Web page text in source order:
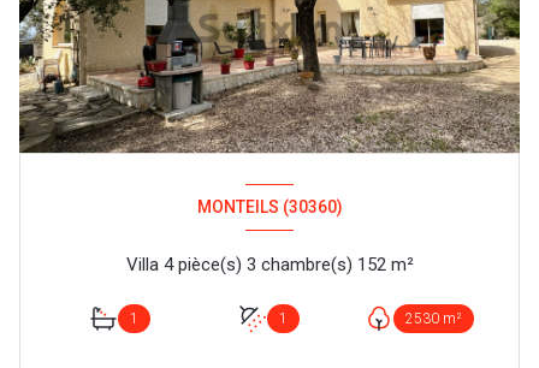
MONTEILS (30360)
Villa 4 pièce(s) 3 chambre(s) 152 m²
1 1 2530 m²